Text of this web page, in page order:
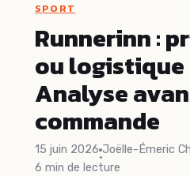
Nutrition
Sport
Santé
Bien-être
SPORT
Runnerinn :
ou logistique
Analyse
commande
15 juin 2026
·
Joëlle-Émeric
6 min de lecture